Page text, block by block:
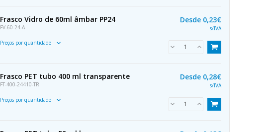
Frasco Vidro de 60ml âmbar PP24
FV-60-24-A
Preços por quantidade
Desde 0,23€
s/IVA
Frasco PET tubo 400 ml transparente
FT-400-24410-TR
Preços por quantidade
Desde 0,28€
s/IVA